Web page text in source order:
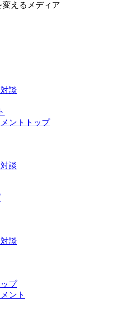
えるメディア
談
ントトップ
談
談
プ
ント